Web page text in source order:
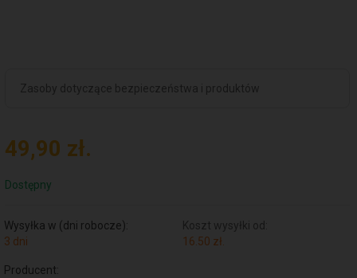
Zasoby dotyczące bezpieczeństwa i produktów
49,90 zł.
Dostępny
Wysyłka w (dni robocze):
3 dni
Koszt wysyłki od:
16.50 zł.
Producent: